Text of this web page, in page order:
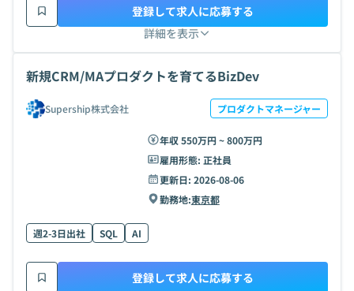
詳細を表示
登録して求人に応募する
新規CRM/MAプロダクトを育てるBizDev
Supership株式会社 プロダクトマネージャー
年収 550万円 ~ 800万円
雇用形態: 正社員
更新日: 2026-08-06
勤務地:東京都
週2-3日出社 SQL AI
登録して求人に応募する